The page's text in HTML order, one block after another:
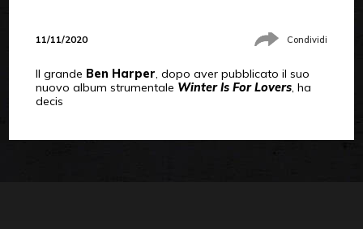
11/11/2020 Condividi
Il grande Ben Harper, dopo aver pubblicato il suo
nuovo album strumentale Winter Is For Lovers, ha
decis